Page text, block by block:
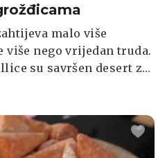
malo više
više nego vrijedan truda.
su savršen desert za